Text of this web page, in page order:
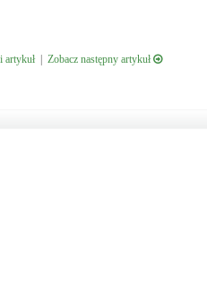
artykuł| Zobacz następny artykuł